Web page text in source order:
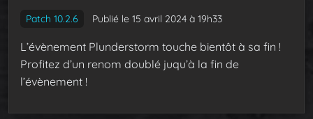
Patch 10.2.6 Publié le 15 avril 2024 à 19h33
L’évènement Plunderstorm touche bientôt à sa fin !
Profitez d’un renom doublé juqu’à la fin de
l’évènement !